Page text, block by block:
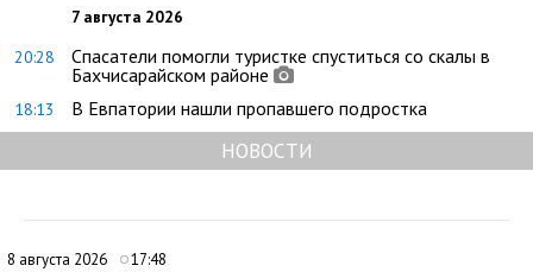
7 августа 2026
20:28
Спасатели помогли туристке спуститься со скалы в
Бахчисарайском районе
18:13 В Евпатории нашли пропавшего подростка
НОВОСТИ
8 августа 2026 17:48